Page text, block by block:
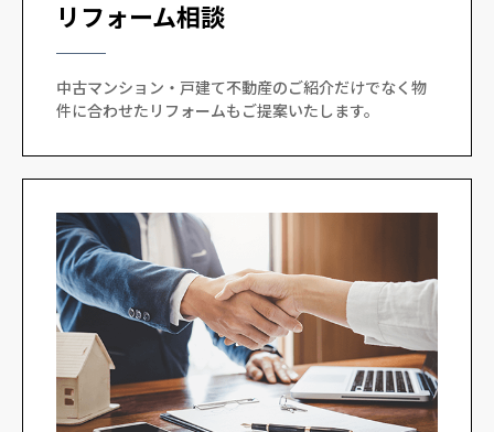
リフォーム相談
中古マンション・戸建て不動産のご紹介だけでなく物
件に合わせたリフォームもご提案いたします。